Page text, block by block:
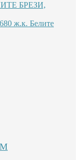
БРЕЗИ,
ж.к. Белите